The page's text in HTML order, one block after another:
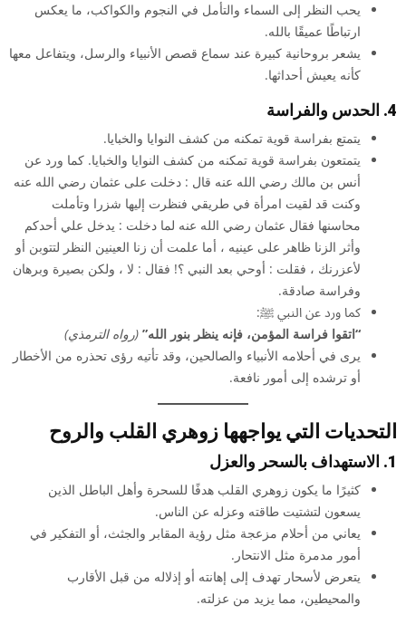
يحب النظر إلى السماء والتأمل في النجوم والكواكب، ما يعكس
ارتباطًا عميقًا بالله.
يشعر بروحانية كبيرة عند سماع قصص الأنبياء والرسل، ويتفاعل معها
كأنه يعيش أحداثها.
4. الحدس والفراسة
يتمتع بفراسة قوية تمكنه من كشف النوايا والخبايا.
يتمتعون بفراسة قوية تمكنه من كشف النوايا والخبايا. كما ورد عن
أنس بن مالك رضي الله عنه قال : دخلت على عثمان رضي الله عنه
وكنت قد لقيت امرأة في طريقي فنظرت إليها شزرا وتأملت
محاسنها فقال عثمان رضي الله عنه لما دخلت : يدخل علي أحدكم
وأثر الزنا ظاهر على عينيه ، أما علمت أن زنا العينين النظر لتتوبن أو
لأعزرنك ، فقلت : أوحي بعد النبي ؟! فقال : لا ، ولكن بصيرة وبرهان
وفراسة صادقة.
كما ورد عن النبي ﷺ:
“اتقوا فراسة المؤمن، فإنه ينظر بنور الله” (رواه الترمذي)
يرى في أحلامه الأنبياء والصالحين، وقد تأتيه رؤى تحذره من الأخطار
أو ترشده إلى أمور نافعة.
التحديات التي يواجهها زوهري القلب والروح
1. الاستهداف بالسحر والعزل
كثيرًا ما يكون زوهري القلب هدفًا للسحرة وأهل الباطل الذين
يسعون لتشتيت طاقته وعزله عن الناس.
يعاني من أحلام مزعجة مثل رؤية المقابر والجثث، أو التفكير في
أمور مدمرة مثل الانتحار.
يتعرض لأسحار تهدف إلى إهانته أو إذلاله من قبل الأقارب
والمحيطين، مما يزيد من عزلته.